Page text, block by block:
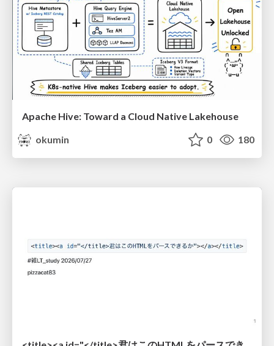
Apache Hive: Toward a Cloud Native Lakehouse
okumin
0 180